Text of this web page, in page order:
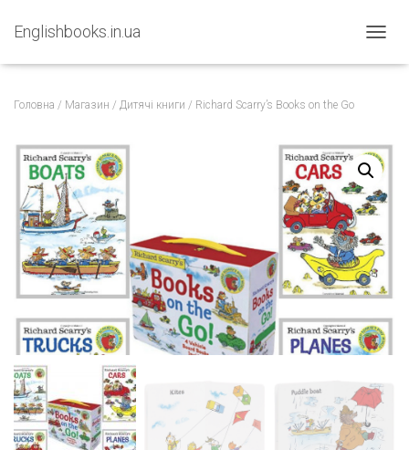
Englishbooks.in.ua
Головна / Магазин / Дитячі книги / Richard Scarry’s Books on the Go